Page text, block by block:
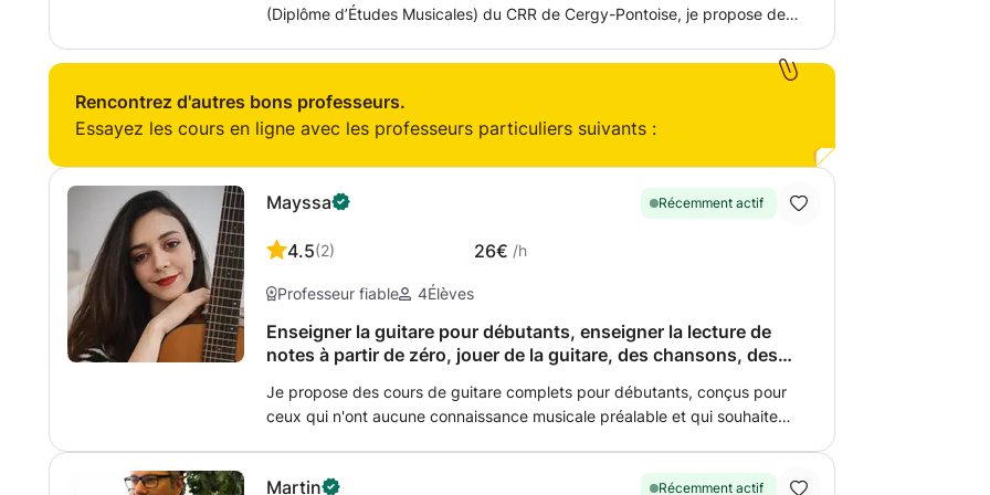
(Diplôme d’Études Musicales) du CRR de Cergy-Pontoise, je propose des
Metal, en passant par le Funk, la Soul, le Rock, etc..). Bien entendu, il
progresser tout en se faisant plaisir, et en trouvant la pédagogie adaptée
à chaque élève.
Rencontrez d'autres bons professeurs.
Essayez les cours en ligne avec les professeurs particuliers suivants :
Mayssa Récemment actif
4.5(2) 26€ /h
Professeur fiable 4Élèves
Enseigner la guitare pour débutants, enseigner la lecture de
notes à partir de zéro, jouer de la guitare, des chansons, des
Je propose des cours de guitare complets pour débutants, conçus pour
ceux qui n'ont aucune connaissance musicale préalable et qui souhaitent
pratique et compréhension théorique de manière simple et ludique.
Martin Récemment actif